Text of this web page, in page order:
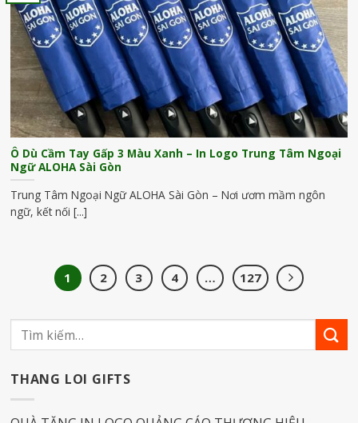
Ô Dù Cầm Tay Gấp 3 Màu Xanh – In Logo Trung Tâm Ngoại
Ngữ ALOHA Sài Gòn
Trung Tâm Ngoại Ngữ ALOHA Sài Gòn – Nơi ươm mầm ngôn
ngữ, kết nối [...]
1 2 3 4 … 127
THANG LOI GIFTS